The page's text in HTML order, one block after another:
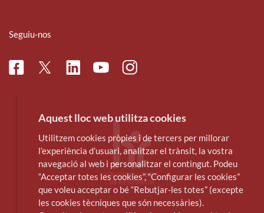
Seguiu-nos
FacebookTwitterLinkedinYoutubeInstagram
Aquest lloc web utilitza cookies
Utilitzem cookies pròpies i de tercers per millorar
l’experiència d’usuari, analitzar el trànsit, la vostra
navegació al web i personalitzar el contingut. Podeu
“Acceptar totes les cookies”, “Configurar les cookies”
que voleu acceptar o bé “Rebutjar-les totes” (excepte
les cookies tècniques que són necessàries).